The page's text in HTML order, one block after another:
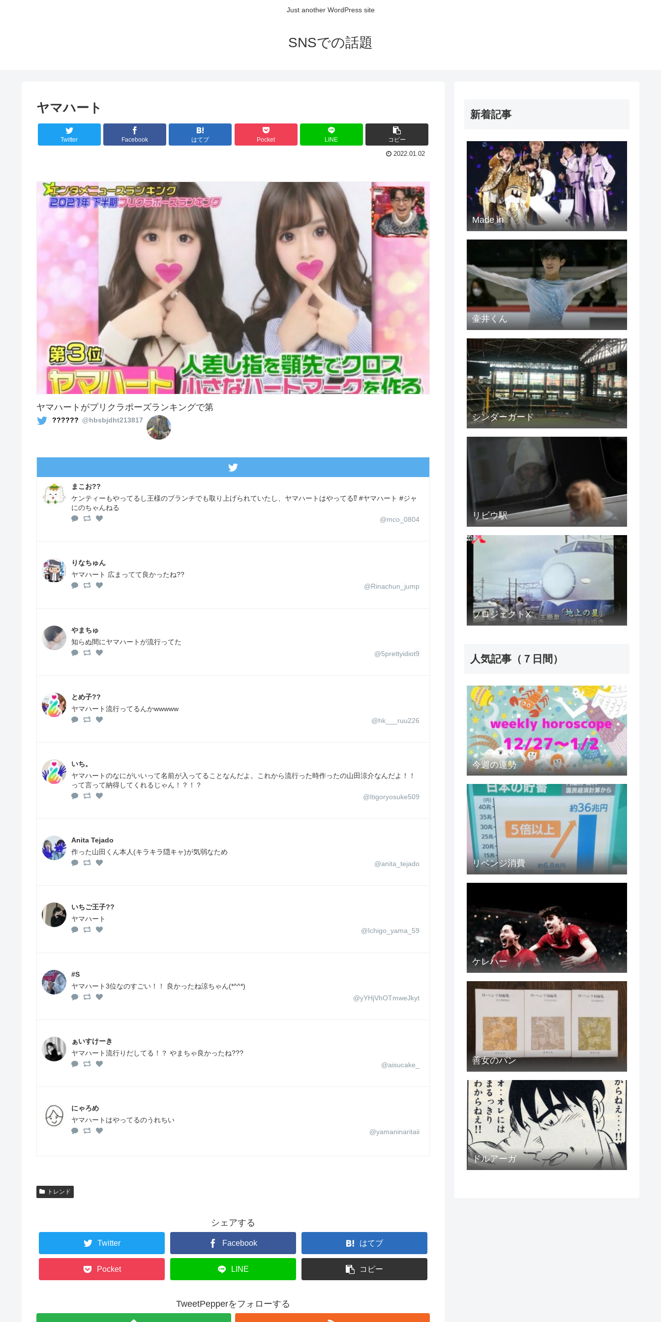
Just another WordPress site
SNSでの話題
ヤマハート
Twitter Facebook はてブ Pocket LINE コピー
2022.01.02
ヤマハートがプリクラポーズランキングで第
?????? @hbsbjdht213817
まこお??
ケンティーもやってるし王様のブランチでも取り上げられていたし、ヤマハートはやってる⁉️ #ヤマハート #ジャ
にのちゃんねる
@mco_0804
りなちゅん
ヤマハート 広まってて良かったね??
@Rinachun_jump
やまちゅ
知らぬ間にヤマハートが流行ってた
@5prettyidiot9
とめ子??
ヤマハート流行ってるんかwwwww
@hk___ruu226
いち。
ヤマハートのなにがいいって名前が入ってることなんだよ。これから流行った時作ったの山田涼介なんだよ！！
って言って納得してくれるじゃん！？！？
@Itigoryosuke509
Anita Tejado
作った山田くん本人(キラキラ隠キャ)が気弱なため
@anita_tejado
いちご王子??
ヤマハート
@Ichigo_yama_59
#S
ヤマハート3位なのすごい！！ 良かったね涼ちゃん(*^^*)
@yYHjVhOTmweJkyt
ぁいすけーき
ヤマハート流行りだしてる！？ やまちゃ良かったね???
@aisucake_
にゃろめ
ヤマハートはやってるのうれちい
@yamaninaritaii
トレンド
シェアする
Twitter Facebook はてブ
Pocket LINE コピー
TweetPepperをフォローする
新着記事
Made in
壷井くん
シンダーガード
リビウ駅
プロジェクトX
人気記事（７日間）
今週の運勢
リベンジ消費
ケレハー
善女のパン
ドルアーガ